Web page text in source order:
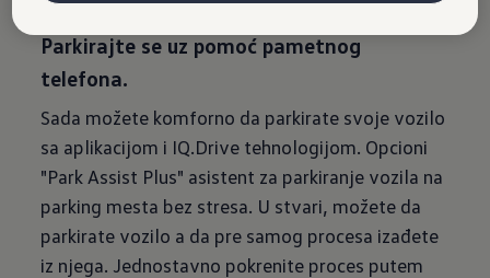
Parkirajte se uz pomoć pametnog
telefona.
Sada možete komforno da parkirate svoje vozilo
sa aplikacijom i IQ.Drive tehnologijom. Opcioni
"Park Assist Plus" asistent za parkiranje vozila na
parking mesta bez stresa. U stvari, možete da
parkirate vozilo a da pre samog procesa izađete
iz njega. Jednostavno pokrenite proces putem